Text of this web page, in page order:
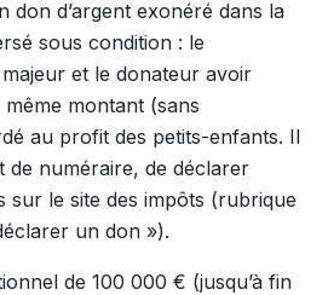
don d’argent exonéré dans la
sous condition : le
et le donateur avoir
montant (sans
au profit des petits-enfants. Il
de numéraire, de déclarer
sur le site des impôts (rubrique
un don »).
de 100 000 € (jusqu’à fin